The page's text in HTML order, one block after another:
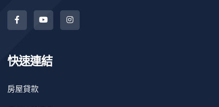
快速連結
房屋貸款